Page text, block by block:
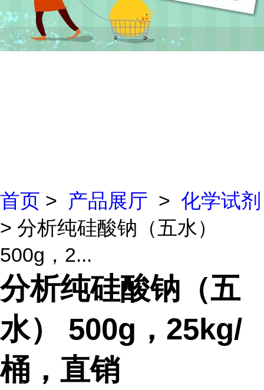
首页 > 产品展厅 > 化学试剂
> 分析纯硅酸钠（五水）
500g，2...
分析纯硅酸钠（五
水） 500g，25kg/
桶，直销